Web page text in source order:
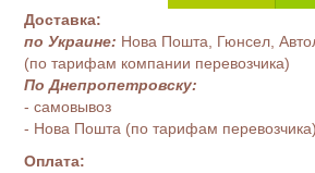
Доставка:
по Украине: Нова Пошта, Гюнсел,
(по тарифам компании перевозчика)
По Днепропетровску:
- самовывоз
- Нова Пошта (по тарифам перевозчика)
Оплата: